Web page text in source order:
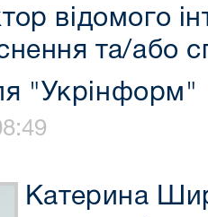
відомого
та/або
"Укрінформ"
Катерина